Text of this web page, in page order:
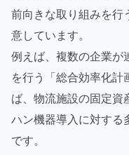
前向きな取り組みを行
意しています。
例えば、複数の企業が
を行う「総合効率化計
ば、物流施設の固定資
ハン機器導入に対する
です。